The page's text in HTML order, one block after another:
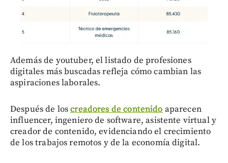
Además de youtuber, el listado de profesiones
digitales más buscadas refleja cómo cambian las
aspiraciones laborales.
Después de loscreadores de contenido aparecen
influencer, ingeniero de software, asistente virtual y
creador de contenido, evidenciando el crecimiento
de los trabajos remotos y de la economía digital.